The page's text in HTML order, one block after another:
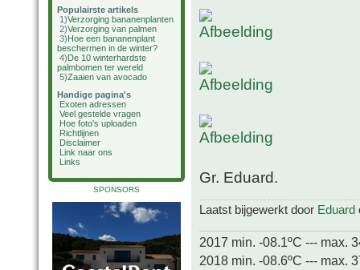
Populairste artikels
1)Verzorging bananenplanten
2)Verzorging van palmen
3)Hoe een bananenplant
beschermen in de winter?
4)De 10 winterhardste
palmbomen ter wereld
5)Zaaien van avocado
Handige pagina's
Exoten adressen
Veel gestelde vragen
Hoe foto's uploaden
Richtlijnen
Disclaimer
Link naar ons
Links
SPONSORS
Gr. Eduard.
Laatst bijgewerkt door Eduard
2017 min. -08.1ºC --- max.
2018 min. -08.6ºC --- max.